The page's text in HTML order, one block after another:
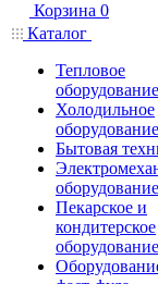
Корзина 0
Каталог
Тепловое
оборудование
Холодильное
оборудование
Бытовая
оборудование
Пекарское и
кондитерское
оборудование